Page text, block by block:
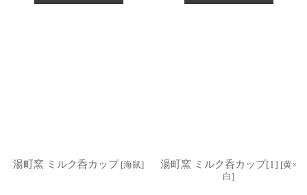
湯町窯 ミルク呑カップ [海鼠] 湯町窯 ミルク呑カップ[1] [黄×
白]